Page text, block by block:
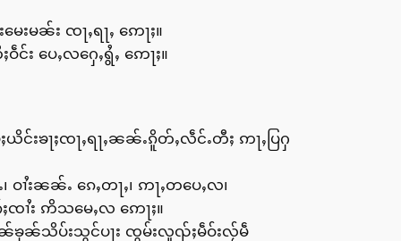
မၼ်း ၸႃႇရႃႇ ဢေႃႈ။
း ပေႇလႁေႇရွႆႇ ဢေႃႈ။
းၶႃႈၸႃႇရႃႇၼၼ်ႉၵိူတ်ႇလဵင်ႉတီႈ ဢႃႇပြႁ
းၼၼ်ႉ ၵေႇတႃႇ၊ ဢႃႇတပေႇလ၊
ႈၸၢႆး ဢိသမေႇလ ဢေႃႈ။
ၶုၼ်သိပ်းသွင်ပႃး ၸွမ်းလူၺ်ႈမဵဝ်းလႂ်မဵ